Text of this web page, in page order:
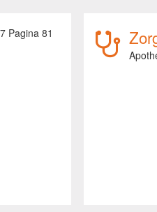
Pagina 81